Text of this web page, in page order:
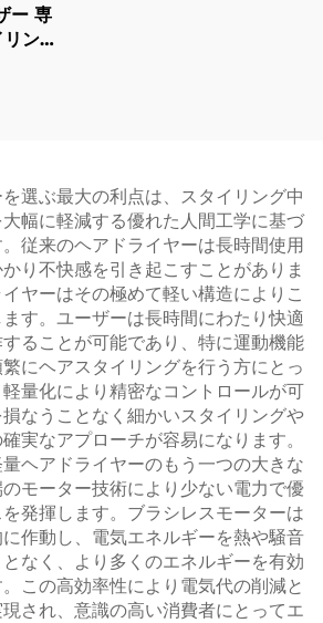
ー 専
ング
選ぶ最大の利点は、スタイリング中
幅に軽減する優れた人間工学に基づ
従来のヘアドライヤーは長時間使用
り不快感を引き起こすことがありま
ヤーはその極めて軽い構造によりこ
す。ユーザーは長時間にわたり快適
ることが可能であり、特に運動機能
にヘアスタイリングを行う方にとっ
量化により精密なコントロールが可
なうことなく細かいスタイリングや
実なアプローチが容易になります。
ヘアドライヤーのもう一つの大きな
モーター技術により少ない電力で優
発揮します。ブラシレスモーターは
作動し、電気エネルギーを熱や騒音
なく、より多くのエネルギーを有効
この高効率性により電気代の削減と
され、意識の高い消費者にとってエ